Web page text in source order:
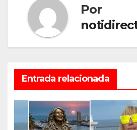
Por
Entrada relacionada